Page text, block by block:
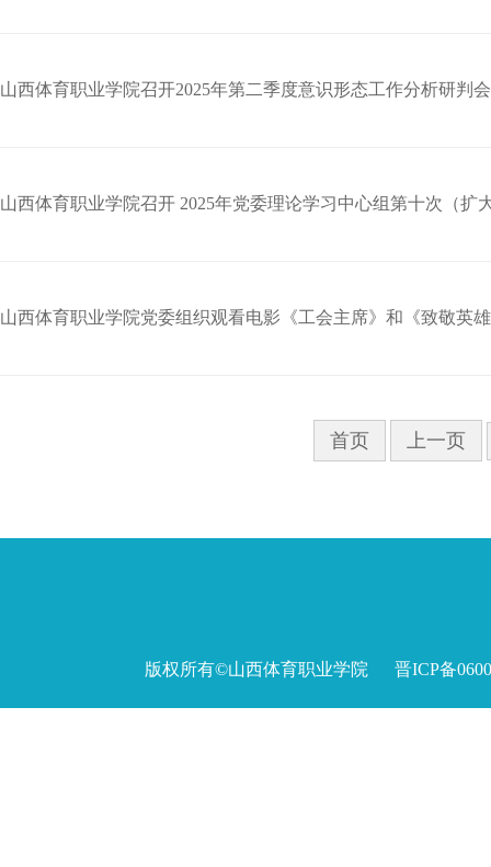
山西体育职业学院召开2025年第二季度意识形态工作分析研判会
山西体育职业学院召开 2025年党委理论学习中心组第十次（
山西体育职业学院党委组织观看电影《工会主席》和《致敬英
首页 上一页
版权所有©山西体育职业学院 晋ICP备